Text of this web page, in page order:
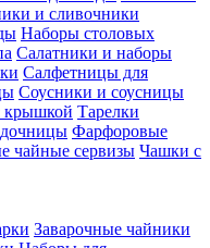
и сливочники
Наборы столовых
Салатники и наборы
Салфетницы для
Соусники и соусницы
Тарелки
Фарфоровые
чайные сервизы Чашки с
Заварочные чайники